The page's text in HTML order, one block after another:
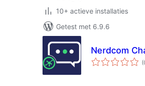
10+ actieve installaties
Getest met 6.9.6
Nerdcom